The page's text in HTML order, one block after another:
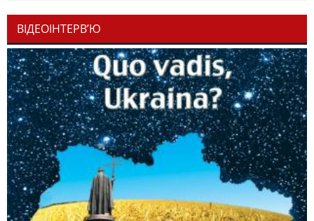
ВІДЕОІНТЕРВ’Ю